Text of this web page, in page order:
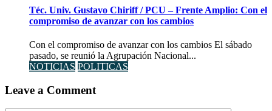
Téc. Univ. Gustavo Chiriff / PCU – Frente Amplio: Con el
compromiso de avanzar con los cambios
Con el compromiso de avanzar con los cambios El sábado
pasado, se reunió la Agrupación Nacional...
NOTICIAS POLITICAS
Leave a Comment